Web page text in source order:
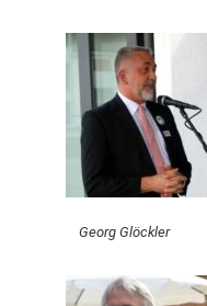
Georg Glöckler